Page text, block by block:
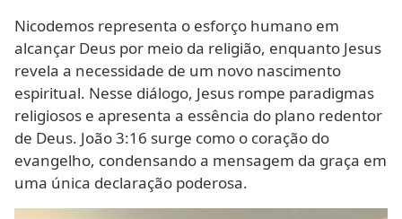
Nicodemos representa o esforço humano em
alcançar Deus por meio da religião, enquanto Jesus
revela a necessidade de um novo nascimento
espiritual. Nesse diálogo, Jesus rompe paradigmas
religiosos e apresenta a essência do plano redentor
de Deus. João 3:16 surge como o coração do
evangelho, condensando a mensagem da graça em
uma única declaração poderosa.